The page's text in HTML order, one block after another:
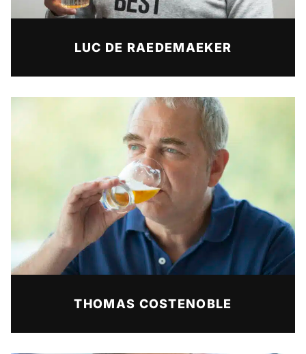
LUC DE RAEDEMAEKER
THOMAS COSTENOBLE